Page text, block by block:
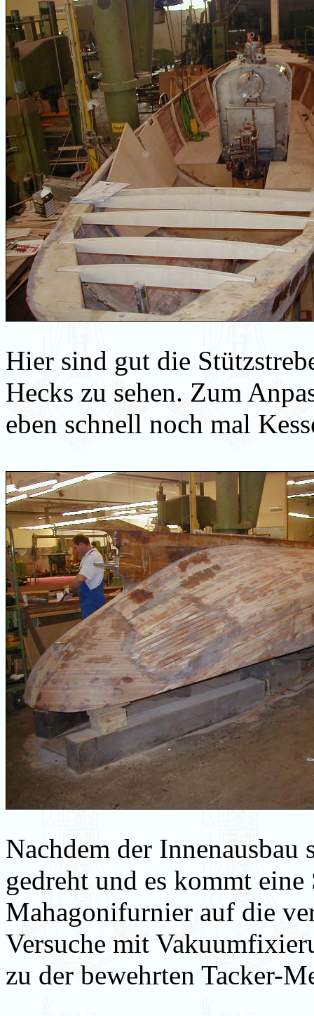
Hier sind gut die
Hecks zu sehen. Zum
eben schnell noch mal
Nachdem der
gedreht und es kommt
Mahagonifurnier auf die
Versuche mit
zu der bewehrten Tacker-